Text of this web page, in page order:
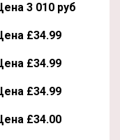
3 010 руб
£34.99
£34.99
£34.99
£34.00